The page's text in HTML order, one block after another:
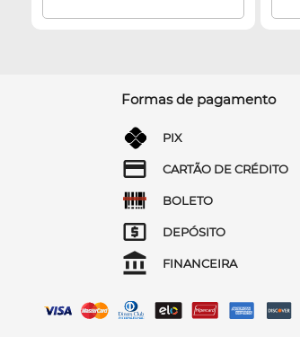
Formas de pagamento
PIX
CARTÃO DE CRÉDITO
BOLETO
DEPÓSITO
FINANCEIRA